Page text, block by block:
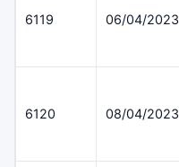
6119 06/04/2023
6120 08/04/2023